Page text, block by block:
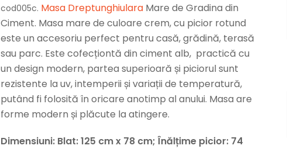
cod005c. Masa Dreptunghiulara Mare de Gradina din
Ciment. Masa mare de culoare crem, cu picior rotund
este un accesoriu perfect pentru casă, grădină, terasă
sau parc. Este cofecționtă din ciment alb, practică cu
un design modern, partea superioară și piciorul sunt
rezistente la uv, intemperii și variații de temperatură,
putând fi folosită în oricare anotimp al anului. Masa are
forme modern și plăcute la atingere.
Dimensiuni: Blat: 125 cm x 78 cm; Înălțime picior: 74